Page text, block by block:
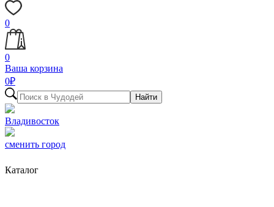
0
0
Ваша корзина
0₽
Найти
Владивосток
сменить город
Каталог